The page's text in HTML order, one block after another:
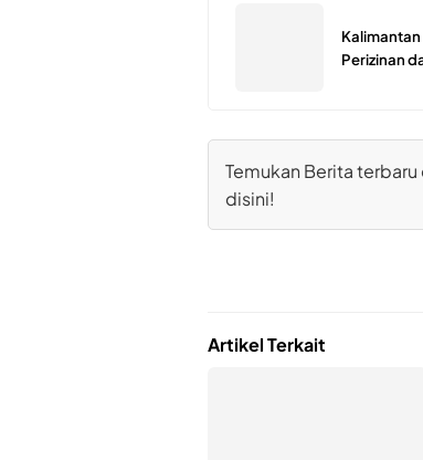
Kalimantan
Perizinan
Temukan Berita terbaru
disini!
Artikel Terkait